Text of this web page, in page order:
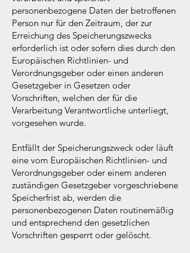
personenbezogene Daten der betroffenen
Person nur für den Zeitraum, der zur
Erreichung des Speicherungszwecks
erforderlich ist oder sofern dies durch den
Europäischen Richtlinien- und
Verordnungsgeber oder einen anderen
Gesetzgeber in Gesetzen oder
Vorschriften, welchen der für die
Verarbeitung Verantwortliche unterliegt,
vorgesehen wurde.
Entfällt der Speicherungszweck oder läuft
eine vom Europäischen Richtlinien- und
Verordnungsgeber oder einem anderen
zuständigen Gesetzgeber vorgeschriebene
Speicherfrist ab, werden die
personenbezogenen Daten routinemäßig
und entsprechend den gesetzlichen
Vorschriften gesperrt oder gelöscht.